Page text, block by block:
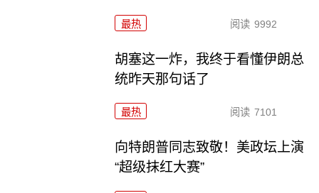
最热 阅读 9992
胡塞这一炸，我终于看懂伊朗总
统昨天那句话了
最热 阅读 7101
向特朗普同志致敬！美政坛上演
“超级抹红大赛”